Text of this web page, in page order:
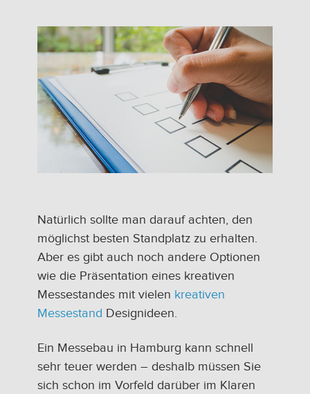
Natürlich sollte man darauf achten, den
möglichst besten Standplatz zu erhalten.
Aber es gibt auch noch andere Optionen
wie die Präsentation eines kreativen
Messestandes mit vielen kreativen
Messestand Designideen.
Ein Messebau in Hamburg kann schnell
sehr teuer werden – deshalb müssen Sie
sich schon im Vorfeld darüber im Klaren